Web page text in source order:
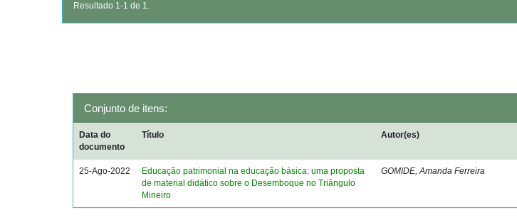
Resultado 1-1 de 1.
Conjunto de itens:
Data do
documento
Título Autor(es)
25-Ago-2022
Educação patrimonial na educação básica: uma proposta
de material didático sobre o Desemboque no Triângulo
Mineiro
GOMIDE, Amanda Ferreira